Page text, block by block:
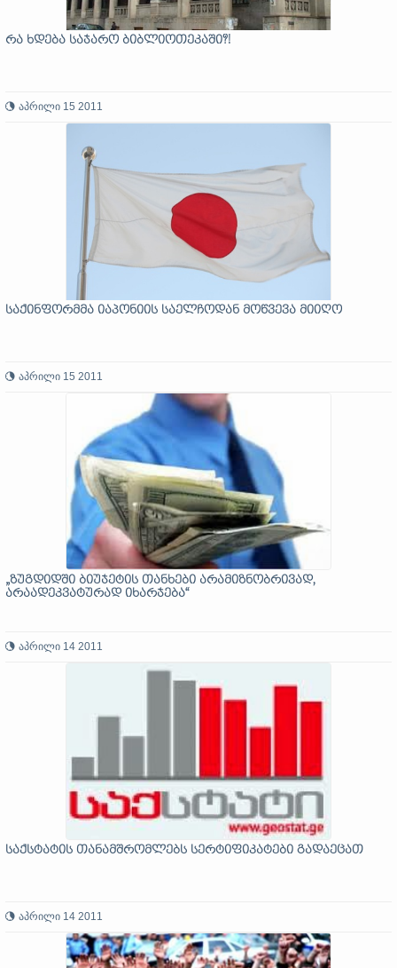
რა ხდება საჯარო ბიბლიოთეკაში?!
აპრილი 15 2011
საქინფორმმა იაპონიის საელჩოდან მოწვევა მიიღო
აპრილი 15 2011
„ზუგდიდში ბიუჯეტის თანხები არამიზნობრივად,
არაადეკვატურად იხარჯება“
აპრილი 14 2011
საქსტატის თანამშრომლებს სერტიფიკატები გადაეცათ
აპრილი 14 2011